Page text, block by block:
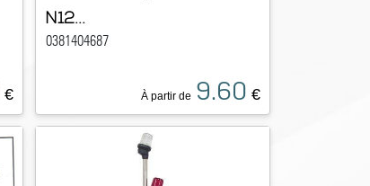
€
N12...
0381404687
À partir de 9.60 €